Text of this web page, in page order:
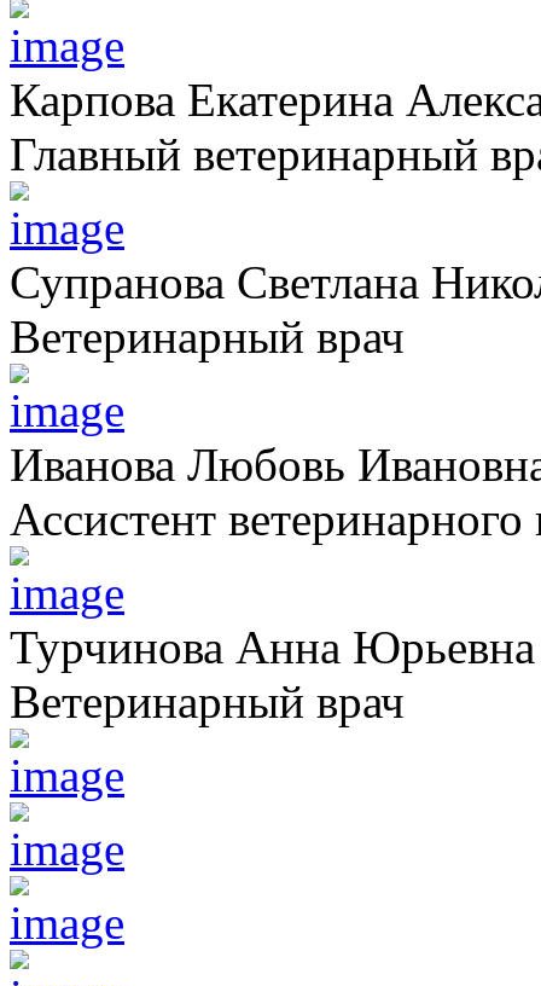
Карпова Екатерина
Главный ветеринарный
Супранова Светлана
Ветеринарный врач
Иванова Любовь
Ассистент ветеринарного
Турчинова Анна Юрьевна
Ветеринарный врач